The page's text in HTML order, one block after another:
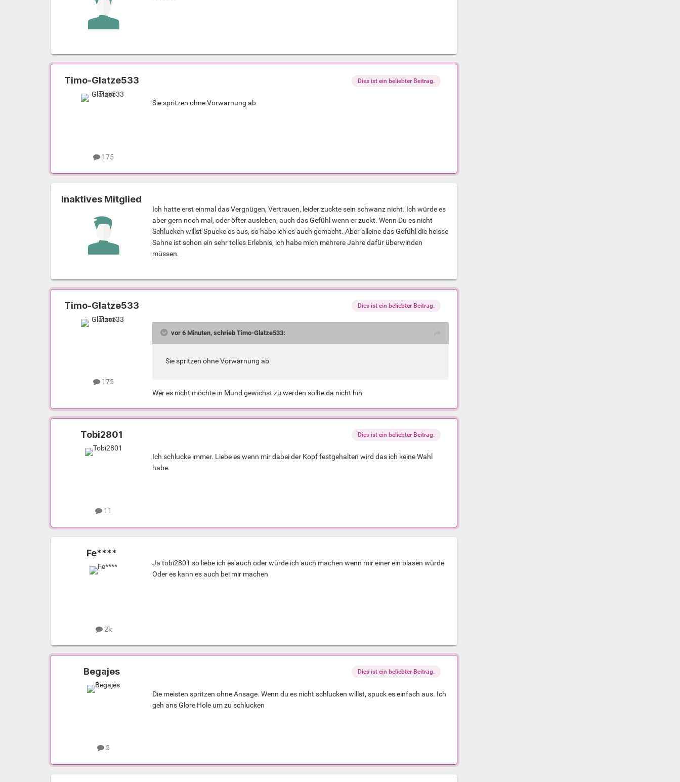
Timo-Glatze533
175
Dies ist ein beliebter Beitrag.
Sie spritzen ohne Vorwarnung ab
Inaktives Mitglied
Ich hatte erst einmal das Vergnügen, Vertrauen, leider zuckte sein schwanz nicht. Ich würde es
aber gern noch mal, oder öfter ausleben, auch das Gefühl wenn er zuckt. Wenn Du es nicht
Schlucken willst Spucke es aus, so habe ich es auch gemacht. Aber alleine das Gefühl die heisse
Sahne ist schon ein sehr tolles Erlebnis, ich habe mich mehrere Jahre dafür überwinden
müssen.
Timo-Glatze533
175
Dies ist ein beliebter Beitrag.
vor 6 Minuten, schrieb Timo-Glatze533:
Sie spritzen ohne Vorwarnung ab
Wer es nicht möchte in Mund gewichst zu werden sollte da nicht hin
Tobi2801
11
Dies ist ein beliebter Beitrag.
Ich schlucke immer. Liebe es wenn mir dabei der Kopf festgehalten wird das ich keine Wahl
habe.
Fe****
2k
Ja tobi2801 so liebe ich es auch oder würde ich auch machen wenn mir einer ein blasen würde
Oder es kann es auch bei mir machen
Begajes
5
Dies ist ein beliebter Beitrag.
Die meisten spritzen ohne Ansage. Wenn du es nicht schlucken willst, spuck es einfach aus. Ich
geh ans Glore Hole um zu schlucken